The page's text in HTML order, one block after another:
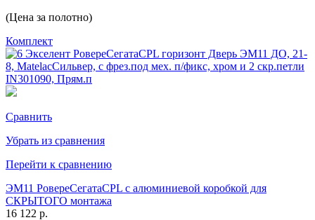
(Цена за полотно)
Комплект
Сравнить
Убрать из сравнения
Перейти к сравнению
ЭМ11 РовереСегатаCPL с алюминиевой коробкой для
СКРЫТОГО монтажа
16 122 р.